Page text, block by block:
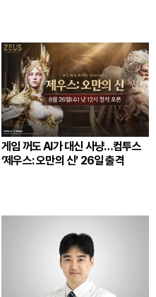
게임 꺼도 AI가 대신 사냥…컴투스
‘제우스: 오만의 신’ 26일 출격